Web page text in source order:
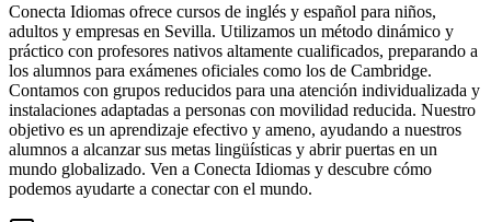
Conecta Idiomas ofrece cursos de inglés y español para niños,
adultos y empresas en Sevilla. Utilizamos un método dinámico y
práctico con profesores nativos altamente cualificados, preparando a
los alumnos para exámenes oficiales como los de Cambridge.
Contamos con grupos reducidos para una atención individualizada y
instalaciones adaptadas a personas con movilidad reducida. Nuestro
objetivo es un aprendizaje efectivo y ameno, ayudando a nuestros
alumnos a alcanzar sus metas lingüísticas y abrir puertas en un
mundo globalizado. Ven a Conecta Idiomas y descubre cómo
podemos ayudarte a conectar con el mundo.